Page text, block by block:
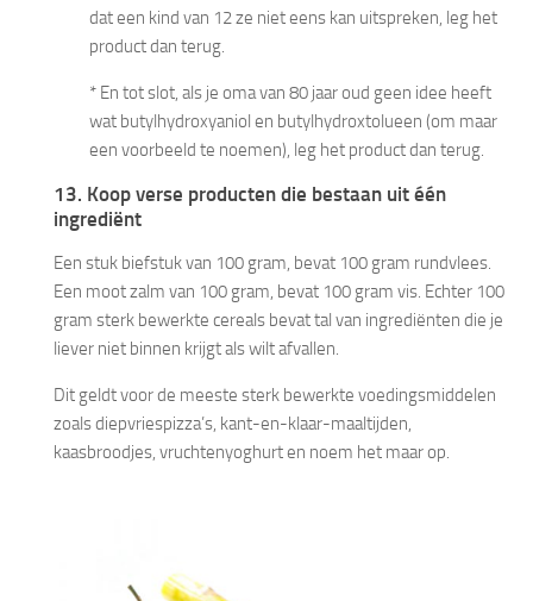
dat een kind van 12 ze niet eens kan uitspreken, leg het
product dan terug.
* En tot slot, als je oma van 80 jaar oud geen idee heeft
wat butylhydroxyaniol en butylhydroxtolueen (om maar
een voorbeeld te noemen), leg het product dan terug.
13. Koop verse producten die bestaan uit één
ingrediënt
Een stuk biefstuk van 100 gram, bevat 100 gram rundvlees.
Een moot zalm van 100 gram, bevat 100 gram vis. Echter 100
gram sterk bewerkte cereals bevat tal van ingrediënten die je
liever niet binnen krijgt als wilt afvallen.
Dit geldt voor de meeste sterk bewerkte voedingsmiddelen
zoals diepvriespizza’s, kant-en-klaar-maaltijden,
kaasbroodjes, vruchtenyoghurt en noem het maar op.